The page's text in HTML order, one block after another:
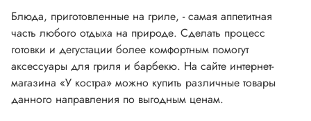
Блюда, приготовленные на гриле, - самая аппетитная
часть любого отдыха на природе. Сделать процесс
готовки и дегустации более комфортным помогут
аксессуары для гриля и барбекю. На сайте интернет-
магазина «У костра» можно купить различные товары
данного направления по выгодным ценам.